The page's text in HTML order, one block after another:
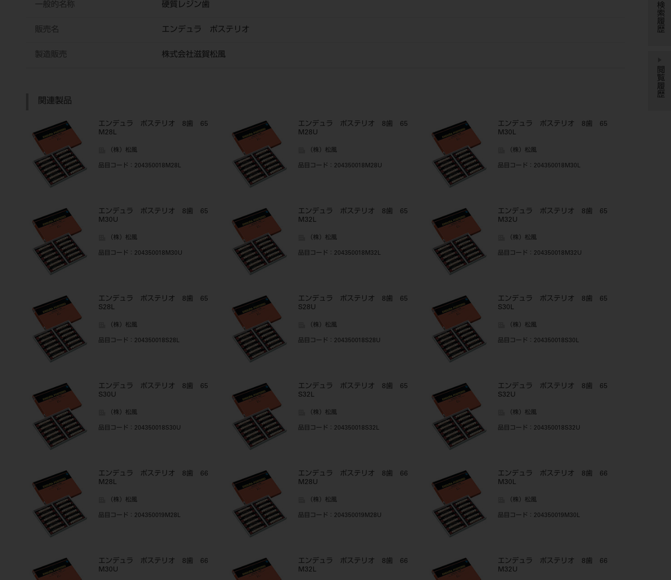
一般的名称 硬質レジン歯
販売名 エンデュラ ポステリオ
製造販売 株式会社滋賀松風
関連製品
エンデュラ ポステリオ 8歯 65
M28L
（株）松風
品目コード ：204350018M28L
エンデュラ ポステリオ 8歯 65
M28U
（株）松風
品目コード ：204350018M28U
エンデュラ ポステリオ 8歯 65
M30L
（株）松風
品目コード ：204350018M30L
エンデュラ ポステリオ 8歯 65
M30U
（株）松風
品目コード ：204350018M30U
エンデュラ ポステリオ 8歯 65
M32L
（株）松風
品目コード ：204350018M32L
エンデュラ ポステリオ 8歯 65
M32U
（株）松風
品目コード ：204350018M32U
エンデュラ ポステリオ 8歯 65
S28L
（株）松風
品目コード ：204350018S28L
エンデュラ ポステリオ 8歯 65
S28U
（株）松風
品目コード ：204350018S28U
エンデュラ ポステリオ 8歯 65
S30L
（株）松風
品目コード ：204350018S30L
エンデュラ ポステリオ 8歯 65
S30U
（株）松風
品目コード ：204350018S30U
エンデュラ ポステリオ 8歯 65
S32L
（株）松風
品目コード ：204350018S32L
エンデュラ ポステリオ 8歯 65
S32U
（株）松風
品目コード ：204350018S32U
エンデュラ ポステリオ 8歯 66
M28L
（株）松風
品目コード ：204350019M28L
エンデュラ ポステリオ 8歯 66
M28U
（株）松風
品目コード ：204350019M28U
エンデュラ ポステリオ 8歯 66
M30L
（株）松風
品目コード ：204350019M30L
エンデュラ ポステリオ 8歯 66
M30U
エンデュラ ポステリオ 8歯 66
M32L
エンデュラ ポステリオ 8歯 66
M32U
検索履歴
閲覧履歴